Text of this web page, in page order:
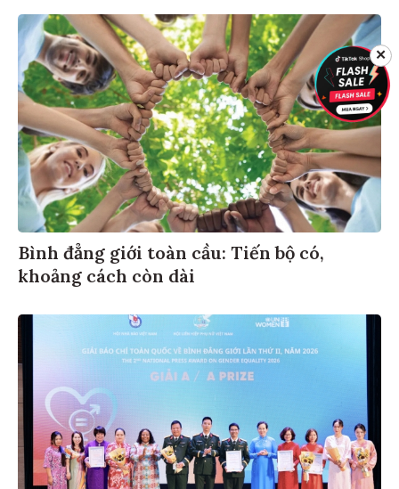
Bình đẳng giới toàn cầu: Tiến bộ có,
khoảng cách còn dài
✕